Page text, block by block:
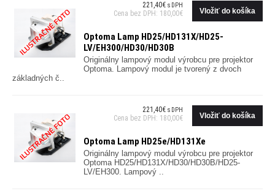
221,40€ s DPH
Cena bez DPH: 180,00€
Optoma Lamp HD25/HD131X/HD25-
LV/EH300/HD30/HD30B
Originálny lampový modul výrobcu pre projektor
Optoma. Lampový modul je tvorený z dvoch
základných č..
221,40€ s DPH
Cena bez DPH: 180,00€
Optoma Lamp HD25e/HD131Xe
Originálny lampový modul výrobcu pre projektor
Optoma HD25/HD131X/HD30/HD30B/HD25-
LV/EH300. Lampový ..